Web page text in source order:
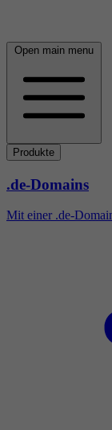
Open main menu
Produkte
.de-Domains
Mit einer .de-